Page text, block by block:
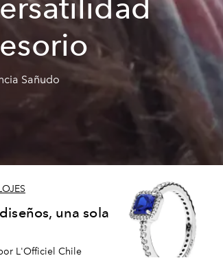
Sañudo
una sola
L'Officiel Chile